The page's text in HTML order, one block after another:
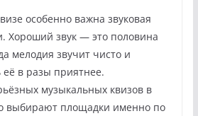
особенно важна звуковая
Хороший звук — это половина
мелодия звучит чисто и
её в разы приятнее.
музыкальных квизов в
выбирают площадки именно по